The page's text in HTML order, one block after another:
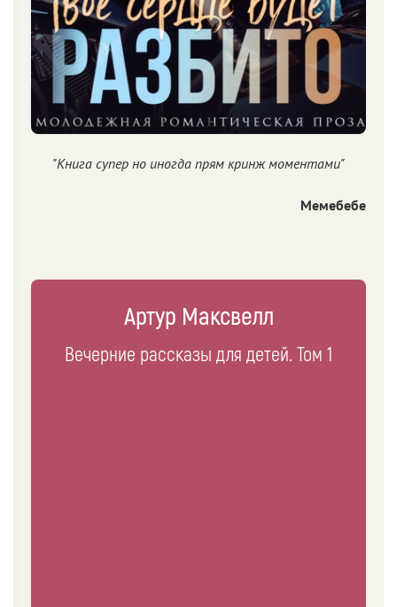
"Книга супер но иногда прям кринж моментами"
Мемебебе
Артур Максвелл
Вечерние рассказы для детей. Том 1